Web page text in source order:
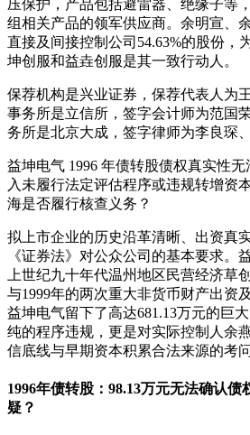
压保护，产品包括避雷器、绝缘子等
组相关产品的领军供应商。余明宣、
直接及间接控制公司54.63%的股份，
坤创服和益垚创服是其一致行动人。
保荐机构是兴业证券，保荐代表人为
事务所是立信所，签字会计师为范国
务所是北京大成，签字律师为李良琛
益坤电气 1996 年债转股债权真实性
入未履行法定评估程序或违规转增资
海是否履行核查义务？
拟上市企业的历史沿革清晰、出资真
《证券法》对公众公司的基本要求。
上世纪九十年代温州地区民营经济草
与1999年的两次重大非货币财产出资
益坤电气留下了高达681.13万元的巨
纯的程序违规，更是对实际控制人余
信底线与早期资本积累合法来源的考问
1996年债转股：98.13万元无法确认债
疑？